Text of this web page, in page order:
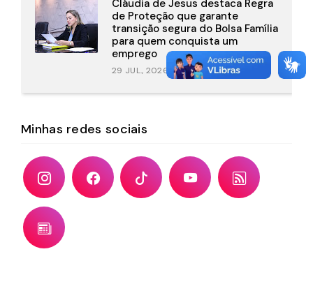
Cláudia de Jesus destaca Regra
de Proteção que garante
transição segura do Bolsa Família
para quem conquista um
emprego
29 JUL., 2026
Minhas redes sociais